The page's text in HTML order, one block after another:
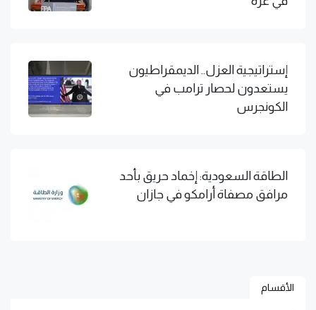
إستراتيجية العزل.. الديمقراطيون
يستعدون لحصار ترامب في
الكونجرس
الطاقة السعودية: إخماد حريق بأحد
مرافق مصفاة أرامكو في جازان
الأقسام